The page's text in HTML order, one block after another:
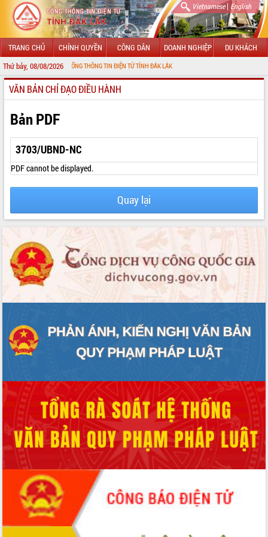
Vietnamese| English
TRANG CHỦ CHÍNH QUYỀN CÔNG DÂN DOANH NGHIỆP DU KHÁCH
Thứ bảy, 08/08/2026
MỪNG ĐẾN VỚI CỔNG THÔNG TIN ĐIỆN TỬ TỈNH ĐẮK LẮK
GIỚI THIỆU
LÃNH ĐẠO UBND TỈNH
TIN TỨC SỰ KIỆN
SỞ, BAN, NGÀNH
UBND CÁC XÃ, PHƯỜNG
THÔNG TIN CHỈ ĐẠO ĐIỀU HÀNH
VĂN BẢN HĐND TỈNH
ĐIỂM TIN VĂN BẢN
VĂN BẢN CHỈ ĐẠO ĐIỀU HÀNH
Bản PDF
3703/UBND-NC
PDF cannot be displayed.
Quay lại